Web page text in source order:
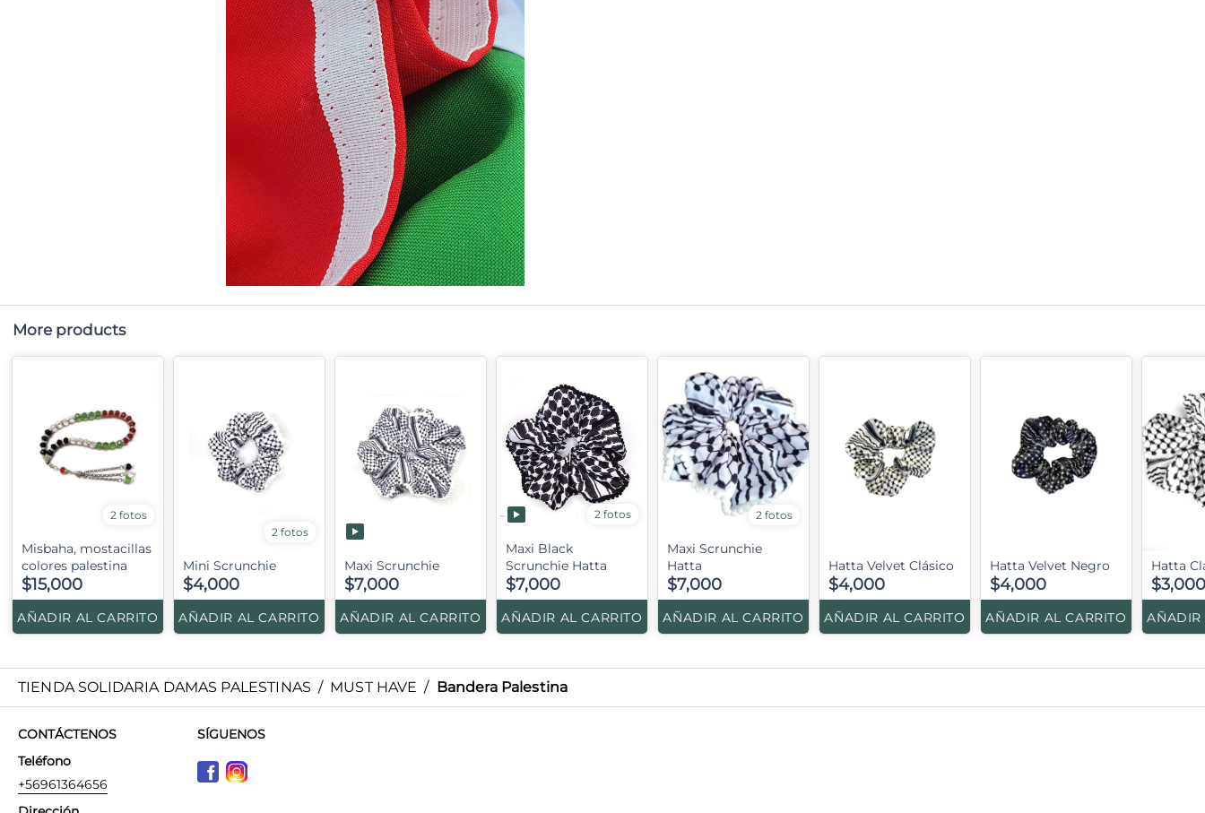
More products
2 fotos
Misbaha, mostacillas
colores palestina
$15,000
AÑADIR AL CARRITO
2 fotos
Mini Scrunchie
$4,000
AÑADIR AL CARRITO
Maxi Scrunchie
$7,000
AÑADIR AL CARRITO
2 fotos
Maxi Black
Scrunchie Hatta
$7,000
AÑADIR AL CARRITO
2 fotos
Maxi Scrunchie
Hatta
$7,000
AÑADIR AL CARRITO
Hatta Velvet Clásico
$4,000
AÑADIR AL CARRITO
Hatta Velvet Negro
$4,000
AÑADIR AL CARRITO
Hatta
$3,000
AÑADIR
TIENDA SOLIDARIA DAMAS PALESTINAS / MUST HAVE / Bandera Palestina
CONTÁCTENOS
Teléfono
+56961364656
SÍGUENOS